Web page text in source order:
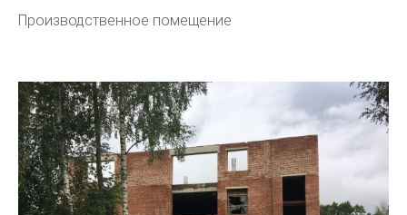
Производственное помещение